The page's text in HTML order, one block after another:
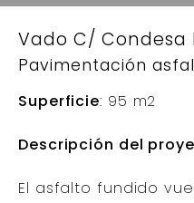
Vado C/ Condesa
Pavimentación
Superficie: 95 m2
Descripción del
El asfalto fundido